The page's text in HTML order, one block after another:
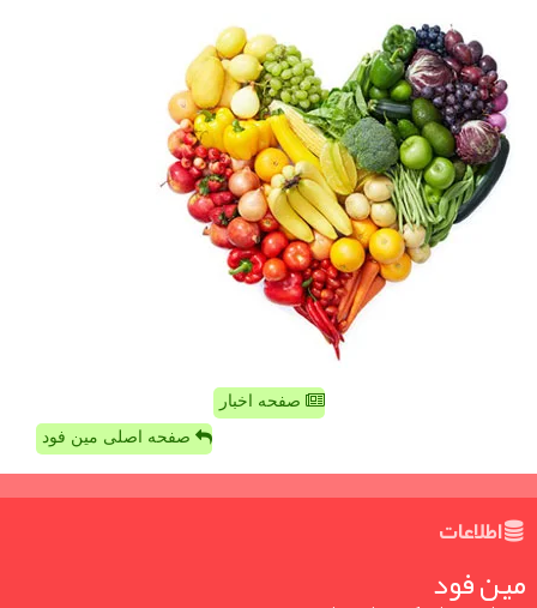
صفحه اخبار
صفحه اصلی مین فود
اطلاعات
مین فود